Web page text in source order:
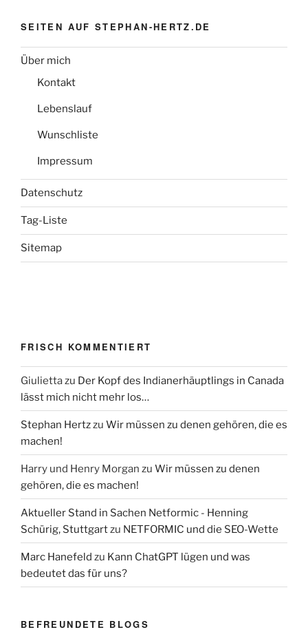
SEITEN AUF STEPHAN-HERTZ.DE
Über mich
Kontakt
Lebenslauf
Wunschliste
Impressum
Datenschutz
Tag-Liste
Sitemap
FRISCH KOMMENTIERT
Giuliettazu Der Kopf des Indianerhäuptlings in Canada
lässt mich nicht mehr los…
Stephan Hertzzu Wir müssen zu denen gehören, die es
machen!
Harry und Henry Morgan zu Wir müssen zu denen
gehören, die es machen!
Aktueller Stand in Sachen Netformic - Henning
Schürig, Stuttgartzu NETFORMIC und die SEO-Wette
Marc Hanefeld zu Kann ChatGPT lügen und was
bedeutet das für uns?
BEFREUNDETE BLOGS